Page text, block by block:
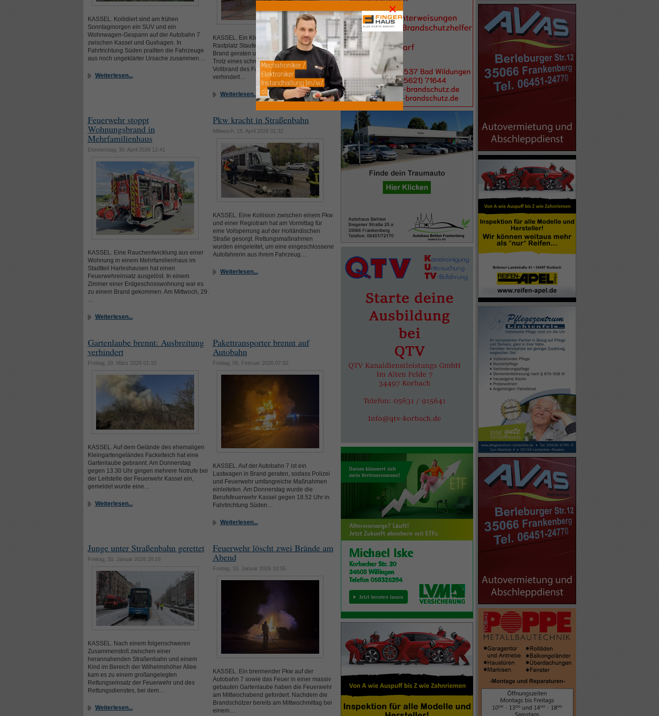
KASSEL. Kollidiert sind am frühen
Sonntagmorgen ein SUV und ein
Wohnwagen-Gespann auf der Autobahn 7
zwischen Kassel und Guxhagen. In
Fahrtrichtung Süden prallten die Fahrzeuge
aus noch ungeklärter Ursache zusammen.…
Weiterlesen...
KASSEL. Ein Kleintransporter ist auf dem
Rastplatz Staufenberg an der Autobahn 7 in
Brand geraten und vollständig ausgebrannt.
Trotz eines schnellen Eingreifens konnte ein
Vollbrand des Fahrzeugs nicht mehr
verhindert…
Weiterlesen...
Feuerwehr stoppt
Wohnungsbrand in
Mehrfamilienhaus
Donnerstag, 30. April 2026 12:41
KASSEL. Eine Rauchentwicklung aus einer
Wohnung in einem Mehrfamilienhaus im
Stadtteil Harleshausen hat einen
Feuerwehreinsatz ausgelöst. In einem
Zimmer einer Erdgeschosswohnung war es
zu einem Brand gekommen. Am Mittwoch, 29.
…
Weiterlesen...
Pkw kracht in Straßenbahn
Mittwoch, 15. April 2026 01:32
KASSEL. Eine Kollision zwischen einem Pkw
und einer Regiotram hat am Vormittag für
eine Vollsperrung auf der Holländischen
Straße gesorgt. Rettungsmaßnahmen
wurden eingeleitet, um eine eingeschlossene
Autofahrerin aus ihrem Fahrzeug…
Weiterlesen...
Gartenlaube brennt: Ausbreitung
verhindert
Freitag, 20. März 2026 01:10
KASSEL. Auf dem Gelände des ehemaligen
Kleingartengeländes Fackelteich hat eine
Gartenlaube gebrannt. Am Donnerstag
gegen 13.30 Uhr gingen mehrere Notrufe bei
der Leitstelle der Feuerwehr Kassel ein,
gemeldet wurde eine…
Weiterlesen...
Pakettransporter brennt auf
Autobahn
Freitag, 06. Februar 2026 07:50
KASSEL. Auf der Autobahn 7 ist ein
Lastwagen in Brand geraten, sodass Polizei
und Feuerwehr umfangreiche Maßnahmen
einleiteten. Am Donnerstag wurde die
Berufsfeuerwehr Kassel gegen 18.52 Uhr in
Fahrtrichtung Süden…
Weiterlesen...
Junge unter Straßenbahn gerettet
Freitag, 30. Januar 2026 20:16
KASSEL. Nach einem folgenschweren
Zusammenstoß zwischen einer
herannahenden Straßenbahn und einem
Kind im Bereich der Wilhelmshöher Allee
kam es zu einem großangelegten
Rettungseinsatz der Feuerwehr und des
Rettungsdienstes, bei dem…
Weiterlesen...
Feuerwehr löscht zwei Brände am
Abend
Freitag, 16. Januar 2026 18:55
KASSEL. Ein brennender Pkw auf der
Autobahn 7 sowie das Feuer in einer massiv
gebauten Gartenlaube haben die Feuerwehr
am Mittwochabend gefordert. Nachdem die
Brandschützer bereits am Mittwochmittag bei
einem…
×